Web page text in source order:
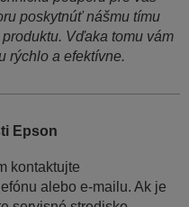
poskytnúť nášmu tímu
Vďaka tomu vám
rýchlo a efektívne.
Epson
kontaktujte
alebo e-mailu. Ak je